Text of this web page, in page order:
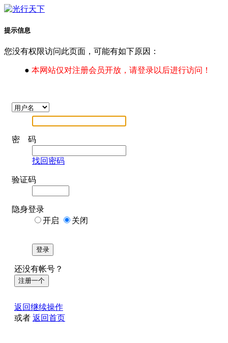
提示信息
您没有权限访问此页面，可能有如下原因：
● 本网站仅对注册会员开放，请登录以后进行访问！
密 码
找回密码
验证码
隐身登录
开启
关闭
登录
还没有帐号？
注册一个
返回继续操作
或者 返回首页